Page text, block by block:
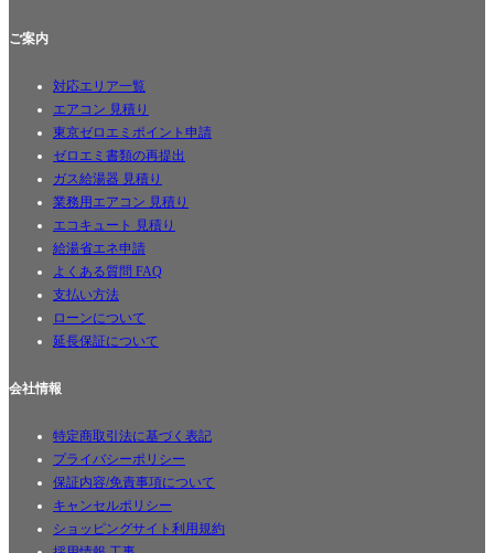
ご案内
対応エリア一覧
エアコン 見積り
東京ゼロエミポイント申請
ゼロエミ書類の再提出
ガス給湯器 見積り
業務用エアコン 見積り
エコキュート 見積り
給湯省エネ申請
よくある質問 FAQ
支払い方法
ローンについて
延長保証について
会社情報
特定商取引法に基づく表記
プライバシーポリシー
保証内容/免責事項について
キャンセルポリシー
ショッピングサイト利用規約